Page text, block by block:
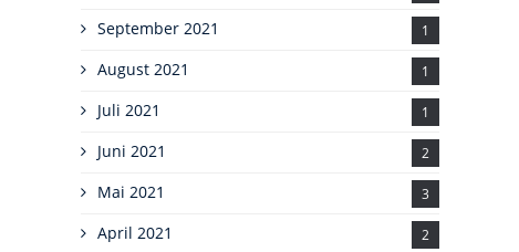
September 2021 1
August 2021 1
Juli 2021 1
Juni 2021 2
Mai 2021 3
April 2021 2